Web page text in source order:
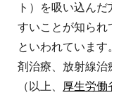
ト）を吸い込んだ方
すいことが知られて
といわれています。
剤治療、放射線治療
（以上、
厚生労働省